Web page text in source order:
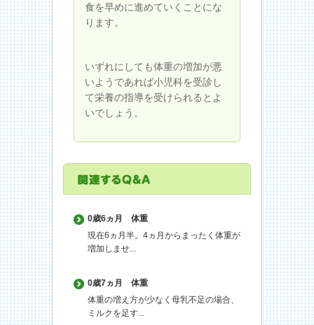
食を早めに進めていくことにな
ります。
いずれにしても体重の増加が悪
いようであれば小児科を受診し
て栄養の指導を受けられるとよ
いでしょう。
0歳6ヵ月
体重
現在6ヵ月半。4ヵ月からまったく体重が
増加しませ...
0歳7ヵ月
体重
体重の増え方が少なく母乳不足の場合、
ミルクを足す...